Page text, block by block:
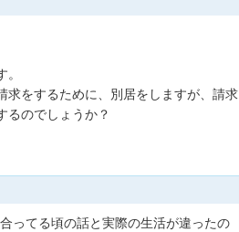
求をするために、別居をしますが、請求
るのでしょうか？
ってる頃の話と実際の生活が違ったの